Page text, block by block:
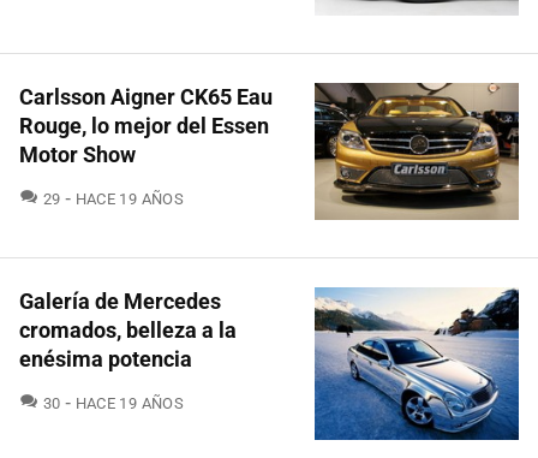
Carlsson Aigner CK65 Eau
Rouge, lo mejor del Essen
Motor Show
29 COMENTARIOS
HACE 19 AÑOS
Galería de Mercedes
cromados, belleza a la
enésima potencia
30 COMENTARIOS
HACE 19 AÑOS